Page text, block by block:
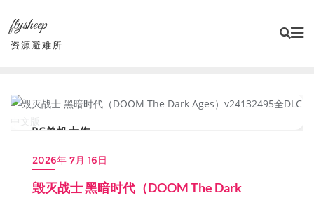
content
flysheep
资源避难所
PC单机大作
2026年 7月 16日
毁灭战士 黑暗时代（DOOM The Dark